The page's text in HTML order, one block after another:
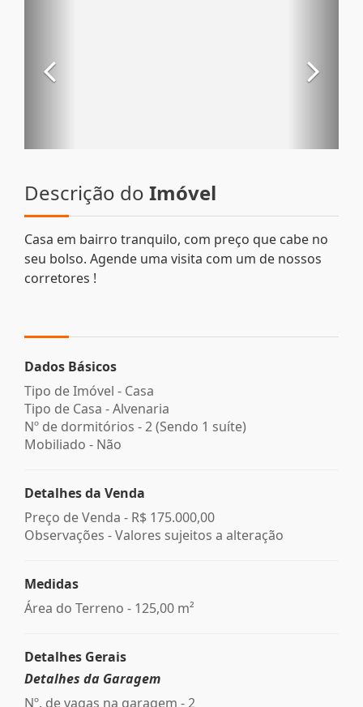
Descrição do Imóvel
Casa em bairro tranquilo, com preço que cabe no
seu bolso. Agende uma visita com um de nossos
corretores !
Dados Básicos
Tipo de Imóvel - Casa
Tipo de Casa - Alvenaria
Nº de dormitórios - 2 (Sendo 1 suíte)
Mobiliado - Não
Detalhes da Venda
Preço de Venda - R$ 175.000,00
Observações - Valores sujeitos a alteração
Medidas
Área do Terreno - 125,00 m²
Detalhes Gerais
Detalhes da Garagem
Nº. de vagas na garagem - 2